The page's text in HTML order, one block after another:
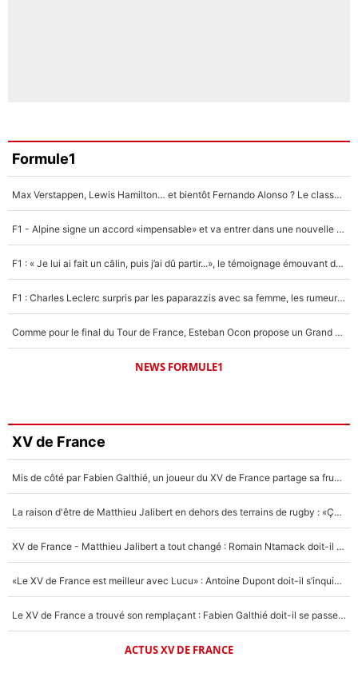
Formule1
Max Verstappen, Lewis Hamilton… et bientôt Fernando Alonso ? Le classement des pilotes les mieux payés en Formule 1 risque de changer !
F1 - Alpine signe un accord «impensable» et va entrer dans une nouvelle dimension : Grande nouvelle pour Pierre Gasly !
F1 : « Je lui ai fait un câlin, puis j’ai dû partir...», le témoignage émouvant de Max Verstappen sur sa fille
F1 : Charles Leclerc surpris par les paparazzis avec sa femme, les rumeurs étaient vraies !
Comme pour le final du Tour de France, Esteban Ocon propose un Grand Prix de Formule 1 à Paris : «Autour de l’Arc de Triomphe, ce serait génial» !
NEWS FORMULE1
XV de France
Mis de côté par Fabien Galthié, un joueur du XV de France partage sa frustration : «ils ne me l’ont pas dit tout de suite»
La raison d'être de Matthieu Jalibert en dehors des terrains de rugby : «Ça m'atteint autant que si tu touches à un membre de ma famille»
XV de France - Matthieu Jalibert a tout changé : Romain Ntamack doit-il s’inquiéter pour sa place à un an de la Coupe du monde ?
«Le XV de France est meilleur avec Lucu» : Antoine Dupont doit-il s’inquiéter pour sa place ?
Le XV de France a trouvé son remplaçant : Fabien Galthié doit-il se passer d'Antoine Dupont ?
ACTUS XV DE FRANCE